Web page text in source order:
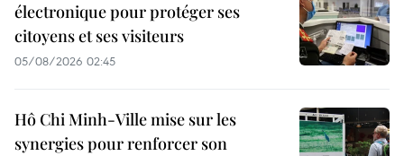
électronique pour protéger ses
citoyens et ses visiteurs
05/08/2026 02:45
Hô Chi Minh-Ville mise sur les
synergies pour renforcer son